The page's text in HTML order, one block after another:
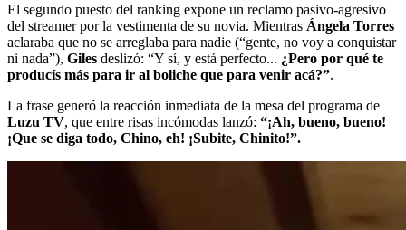
El segundo puesto del ranking expone un reclamo pasivo-agresivo
del streamer por la vestimenta de su novia. Mientras Ángela Torres
aclaraba que no se arreglaba para nadie (“gente, no voy a conquistar
ni nada”), Giles deslizó: “Y sí, y está perfecto... ¿Pero por qué te
producís más para ir al boliche que para venir acá?”.
La frase generó la reacción inmediata de la mesa del programa de
Luzu TV, que entre risas incómodas lanzó: “¡Ah, bueno, bueno!
¡Que se diga todo, Chino, eh! ¡Subite, Chinito!”.